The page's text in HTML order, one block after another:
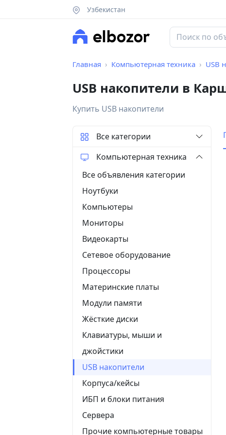
Узбекистан
Главная Компьютерная техника USB
USB накопители в
Купить USB накопители
Все категории
Компьютерная техника
Все объявления категории
Ноутбуки
Компьютеры
Мониторы
Видеокарты
Сетевое оборудование
Процессоры
Материнские платы
Модули памяти
Жёсткие диски
Клавиатуры, мыши и
джойстики
USB накопители
Корпуса/кейсы
ИБП и блоки питания
Сервера
Прочие компьютерные товары